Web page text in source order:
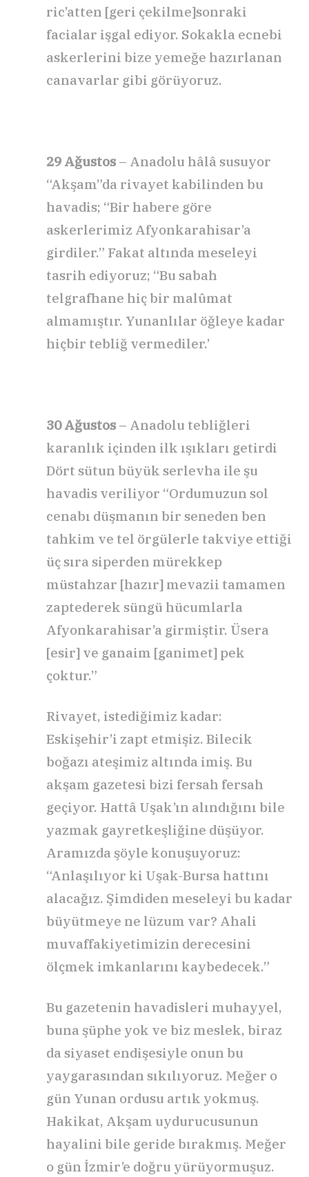
ric’atten [geri çekilme]sonraki
facialar işgal ediyor. Sokakla ecnebi
askerlerini bize yemeğe hazırlanan
canavarlar gibi görüyoruz.
29 Ağustos – Anadolu hâlâ susuyor
“Akşam”da rivayet kabilinden bu
havadis; “Bir habere göre
askerlerimiz Afyonkarahisar’a
girdiler.” Fakat altında meseleyi
tasrih ediyoruz; “Bu sabah
telgrafhane hiç bir malûmat
almamıştır. Yunanlılar öğleye kadar
hiçbir tebliğ vermediler.’
30 Ağustos – Anadolu tebliğleri
karanlık içinden ilk ışıkları getirdi
Dört sütun büyük serlevha ile şu
havadis veriliyor “Ordumuzun sol
cenabı düşmanın bir seneden ben
tahkim ve tel örgülerle takviye ettiği
üç sıra siperden mürekkep
müstahzar [hazır] mevazii tamamen
zaptederek süngü hücumlarla
Afyonkarahisar’a girmiştir. Üsera
[esir] ve ganaim [ganimet] pek
çoktur.”
Rivayet, istediğimiz kadar:
Eskişehir’i zapt etmişiz. Bilecik
boğazı ateşimiz altında imiş. Bu
akşam gazetesi bizi fersah fersah
geçiyor. Hattâ Uşak’ın alındığını bile
yazmak gayretkeşliğine düşüyor.
Aramızda şöyle konuşuyoruz:
“Anlaşılıyor ki Uşak-Bursa hattını
alacağız. Şimdiden meseleyi bu kadar
büyütmeye ne lüzum var? Ahali
muvaffakiyetimizin derecesini
ölçmek imkanlarını kaybedecek.”
Bu gazetenin havadisleri muhayyel,
buna şüphe yok ve biz meslek, biraz
da siyaset endişesiyle onun bu
yaygarasından sıkılıyoruz. Meğer o
gün Yunan ordusu artık yokmuş.
Hakikat, Akşam uydurucusunun
hayalini bile geride bırakmış. Meğer
o gün İzmir’e doğru yürüyormuşuz.